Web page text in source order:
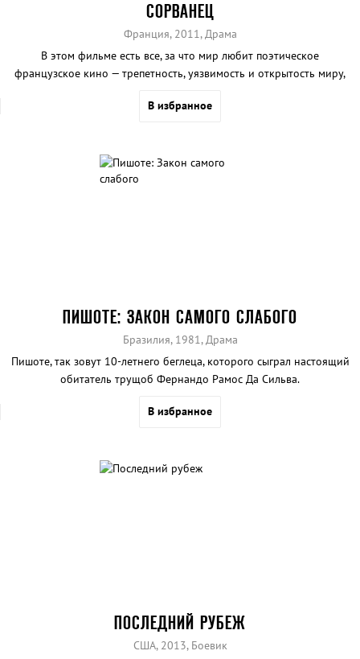
СОРВАНЕЦ
Франция, 2011, Драма
В этом фильме есть все, за что мир любит поэтическое
французское кино — трепетность, уязвимость и открытость миру,
В избранное
ПИШОТЕ: ЗАКОН САМОГО СЛАБОГО
Бразилия, 1981, Драма
Пишоте, так зовут 10-летнего беглеца, которого сыграл настоящий
обитатель трущоб Фернандо Рамос Да Сильва.
В избранное
ПОСЛЕДНИЙ РУБЕЖ
США, 2013, Боевик